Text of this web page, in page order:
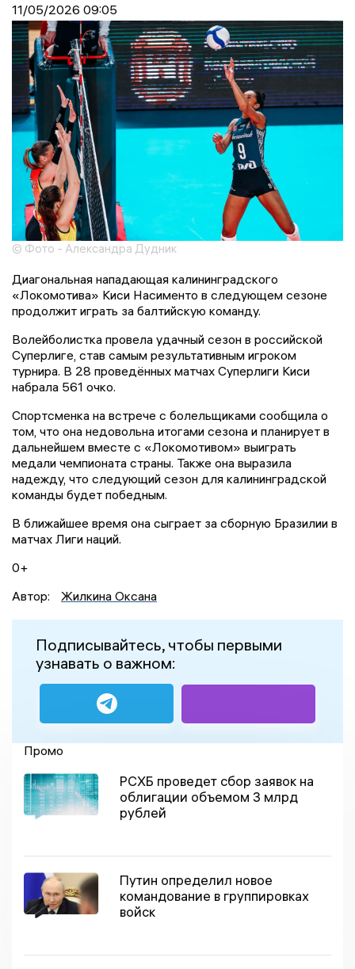
11/05/2026 09:05
© Фото - Александра Дудник
Диагональная нападающая калининградского
«Локомотива» Киси Насименто в следующем сезоне
продолжит играть за балтийскую команду.
Волейболистка провела удачный сезон в российской
Суперлиге, став самым результативным игроком
турнира. В 28 проведённых матчах Суперлиги Киси
набрала 561 очко.
Спортсменка на встрече с болельщиками сообщила о
том, что она недовольна итогами сезона и планирует в
дальнейшем вместе с «Локомотивом» выиграть
медали чемпионата страны. Также она выразила
надежду, что следующий сезон для калининградской
команды будет победным.
В ближайшее время она сыграет за сборную Бразилии в
матчах Лиги наций.
0+
Автор:
Жилкина Оксана
Подписывайтесь, чтобы первыми
узнавать о важном:
Промо
РСХБ проведет сбор заявок на
облигации объемом 3 млрд
рублей
Путин определил новое
командование в группировках
войск